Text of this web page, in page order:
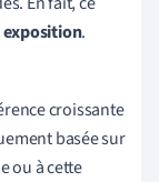
.
croissante
basée sur
ou à cette